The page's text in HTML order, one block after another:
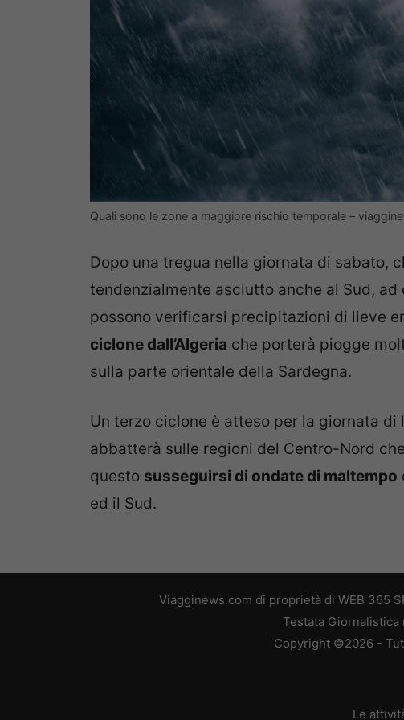
Quali sono le zone a maggiore rischio temporale –
Dopo una tregua nella giornata di sabato,
tendenzialmente asciutto anche al Sud,
possono verificarsi precipitazioni di lieve
ciclone dall’Algeria che porterà piogge
sulla parte orientale della Sardegna.
Un terzo ciclone è atteso per la giornata
abbatterà sulle regioni del Centro-Nord
questo susseguirsi di ondate di maltempo
ed il Sud.
Viagginews.com di proprietà di WEB 365
Testata
Copyright ©2026 -
Le